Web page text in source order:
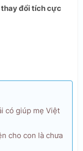
đổi tích cực
có giúp mẹ Việt
cho con là chưa